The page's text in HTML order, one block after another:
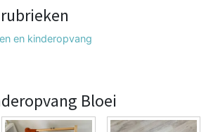
en kinderopvang
Bloei